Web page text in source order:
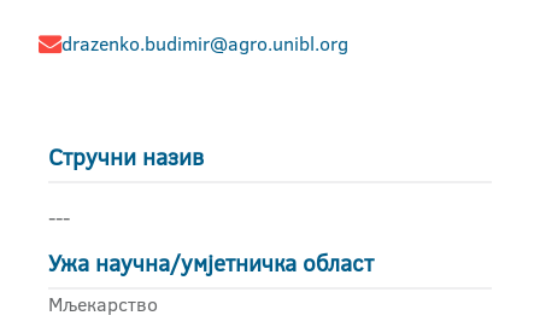
drazenko.budimir@agro.unibl.org
Стручни назив
---
Ужа научна/умјетничка област
Мљекарство